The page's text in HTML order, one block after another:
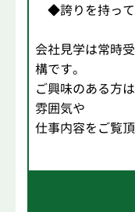
◆誇りを持って
会社見学は常時
構です。
ご興味のある方
雰囲気や
仕事内容をご覧